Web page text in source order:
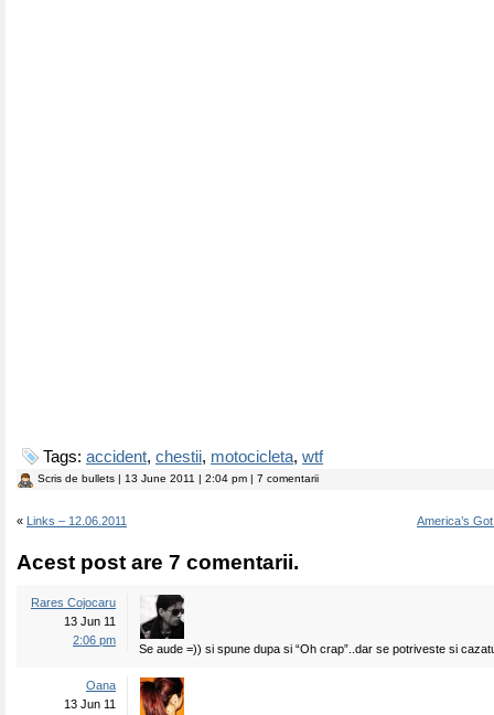
Tags: accident, chestii, motocicleta, wtf
Scris de bullets | 13 June 2011 | 2:04 pm | 7 comentarii
« Links – 12.06.2011 America’s
Acest post are 7 comentarii.
Rares Cojocaru
13 Jun 11
2:06 pm
Se aude =)) si spune dupa si “Oh crap”..dar se potriveste si
Oana
13 Jun 11